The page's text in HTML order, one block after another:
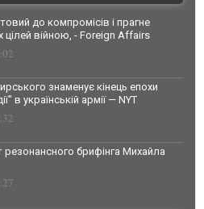
до компромісів і прагне
цілей війною, - Foreign Affairs
знаменує кінець епохи
в українській армії — NYT
резонансного брифінга Михайла